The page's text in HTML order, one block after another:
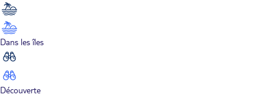
Dans les îles
Découverte